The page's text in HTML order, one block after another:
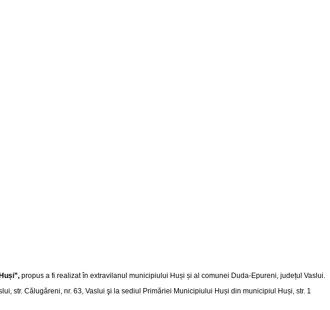
”, propus a fi realizat în extravilanul municipiului Huși și al comunei Duda-Epureni, județul Vaslui.
str. Călugăreni, nr. 63, Vaslui şi la sediul Primăriei Municipiului Huși din municipiul Huși, str. 1